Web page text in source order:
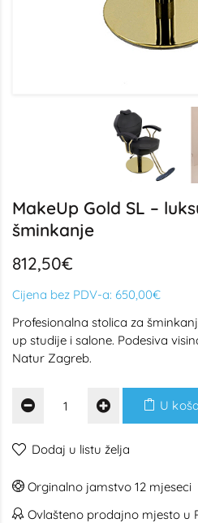
MakeUp Gold SL –
šminkanje
812,50€
Cijena bez PDV-a: 650,00€
Profesionalna stolica za
up studije i salone. Podesiva
Natur Zagreb.
U
Dodaj u listu želja
Orginalno jamstvo 12 mjeseci
Ovlašteno prodajno mjesto u